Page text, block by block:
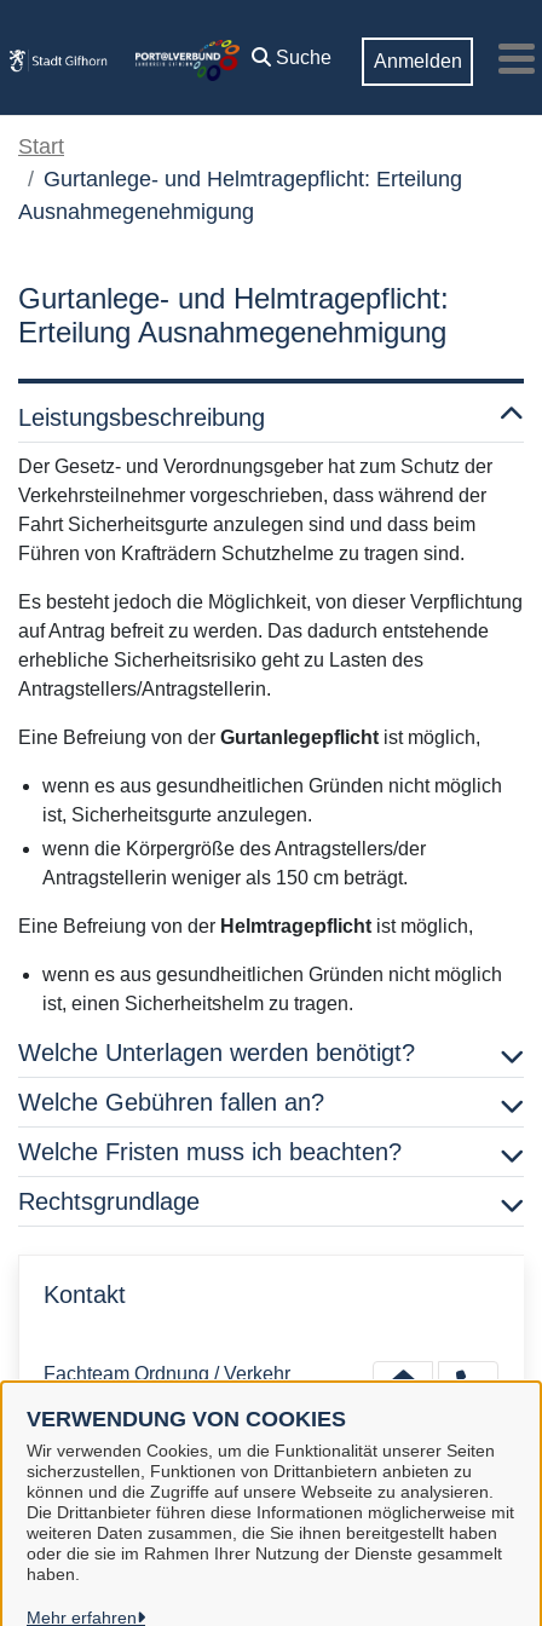
VERWENDUNG VON COOKIES
Wir verwenden Cookies, um die Funktionalität unserer Seiten
sicherzustellen, Funktionen von Drittanbietern anbieten zu
können und die Zugriffe auf unsere Webseite zu analysieren.
Die Drittanbieter führen diese Informationen möglicherweise mit
weiteren Daten zusammen, die Sie ihnen bereitgestellt haben
oder die sie im Rahmen Ihrer Nutzung der Dienste gesammelt
haben.
Mehr erfahren
Suche Anmelden
Start
Gurtanlege- und Helmtragepflicht: Erteilung
Ausnahmegenehmigung
Gurtanlege- und Helmtragepflicht:
Erteilung Ausnahmegenehmigung
Leistungsbeschreibung
Der Gesetz- und Verordnungsgeber hat zum Schutz der
Verkehrsteilnehmer vorgeschrieben, dass während der
Fahrt Sicherheitsgurte anzulegen sind und dass beim
Führen von Krafträdern Schutzhelme zu tragen sind.
Es besteht jedoch die Möglichkeit, von dieser Verpflichtung
auf Antrag befreit zu werden. Das dadurch entstehende
erhebliche Sicherheitsrisiko geht zu Lasten des
Antragstellers/Antragstellerin.
Eine Befreiung von der Gurtanlegepflicht ist möglich,
wenn es aus gesundheitlichen Gründen nicht möglich
ist, Sicherheitsgurte anzulegen.
wenn die Körpergröße des Antragstellers/der
Antragstellerin weniger als 150 cm beträgt.
Eine Befreiung von der Helmtragepflicht ist möglich,
wenn es aus gesundheitlichen Gründen nicht möglich
ist, einen Sicherheitshelm zu tragen.
Welche Unterlagen werden benötigt?
Welche Gebühren fallen an?
Welche Fristen muss ich beachten?
Rechtsgrundlage
Kontakt
Fachteam Ordnung / Verkehr
Stadt Gifhorn
Alle Rechte vorbehalten